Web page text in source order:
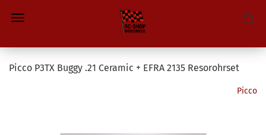
Picco P3TX Buggy .21 Ceramic + EFRA 2135 Resorohrset
Picco